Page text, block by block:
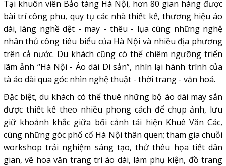
Tại khuôn viên Bảo tàng Hà Nội, hơn 80 gian hàng được
bài trí công phu, quy tụ các nhà thiết kế, thương hiệu áo
dài, làng nghề dệt - may - thêu - lụa cùng những nghệ
nhân thủ công tiêu biểu của Hà Nội và nhiều địa phương
trên cả nước. Du khách cũng có thể chiêm ngưỡng triển
lãm ảnh “Hà Nội - Áo dài Di sản”, nhìn lại hành trình của
tà áo dài qua góc nhìn nghệ thuật - thời trang - văn hoá.
Đặc biệt, du khách có thể thuê những bộ áo dài may sẵn
được thiết kế theo nhiều phong cách để chụp ảnh, lưu
giữ khoảnh khắc giữa bối cảnh tái hiện Khuê Văn Các,
cùng những góc phố cổ Hà Nội thân quen; tham gia chuỗi
workshop trải nghiệm sáng tạo, thử thêu họa tiết dân
gian, vẽ hoa văn trang trí áo dài, làm phụ kiện, đồ trang